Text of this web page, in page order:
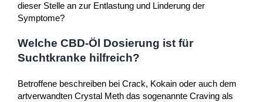
dieser Stelle an zur Entlastung und Linderung der
Symptome?
Welche CBD-Öl Dosierung ist für
Suchtkranke hilfreich?
Betroffene beschreiben bei Crack, Kokain oder auch dem
artverwandten Crystal Meth das sogenannte Craving als